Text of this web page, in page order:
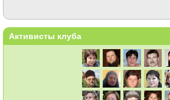
Активисты клуба